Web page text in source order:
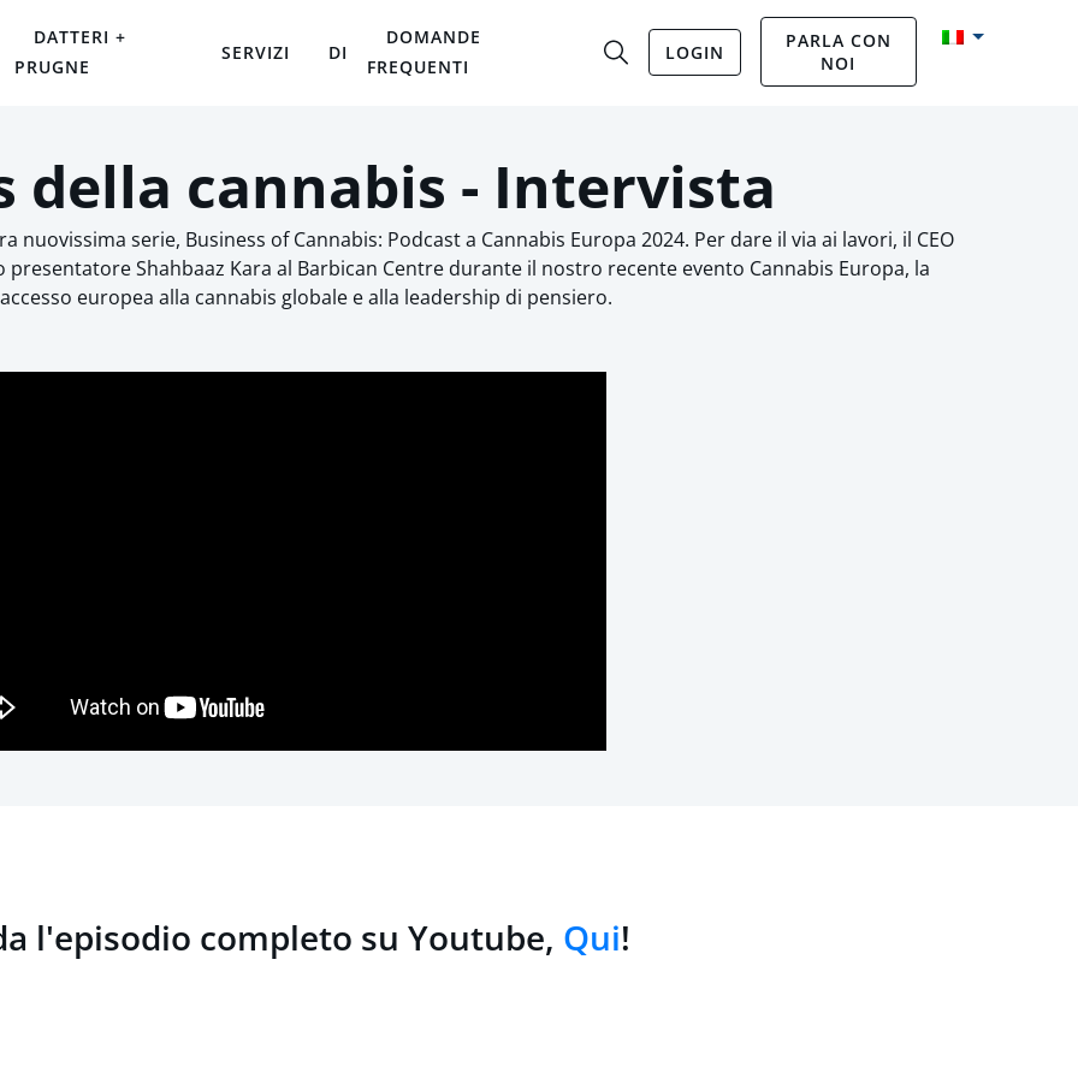
DATTERI +
PRUGNE
SERVIZI DI
DOMANDE
FREQUENTI
LOGIN
PARLA CON
NOI
della cannabis - Intervista
serie, Business of Cannabis: Podcast a Cannabis Europa 2024. Per dare il via ai lavori, il CEO
Shahbaaz Kara al Barbican Centre durante il nostro recente evento Cannabis Europa, la
europea alla cannabis globale e alla leadership di pensiero.
l'episodio completo su Youtube, Qui!